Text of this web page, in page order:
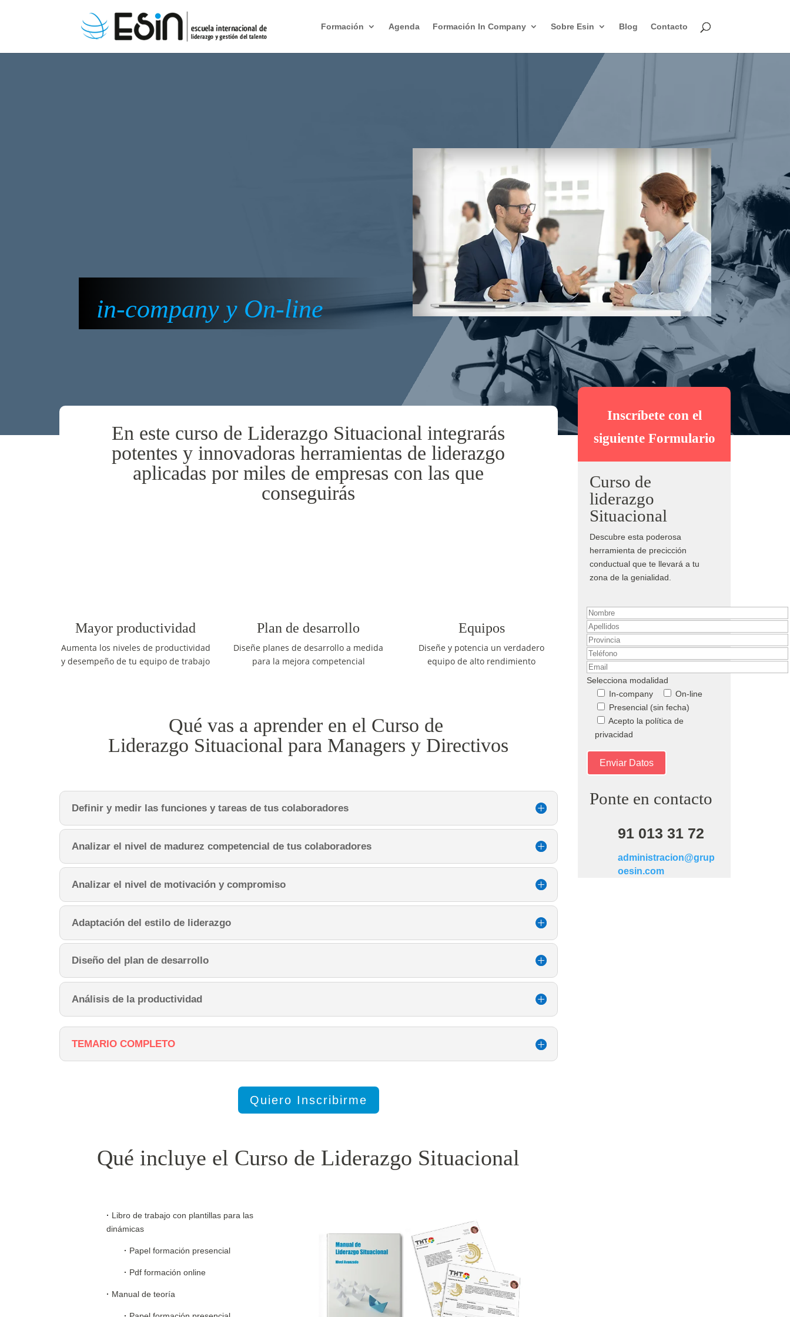
Formación Agenda Formación In Company Sobre Esin Blog Contacto
in-company y On-line
En este curso de Liderazgo Situacional integrarás
potentes y innovadoras herramientas de liderazgo
aplicadas por miles de empresas con las que
conseguirás
Mayor productividad
Aumenta los niveles de productividad
y desempeño de tu equipo de trabajo
Plan de desarrollo
Diseñe planes de desarrollo a medida
para la mejora competencial
Equipos
Diseñe y potencia un verdadero
equipo de alto rendimiento
Qué vas a aprender en el Curso de
Liderazgo Situacional para Managers y Directivos
Definir y medir las funciones y tareas de tus colaboradores
Analizar el nivel de madurez competencial de tus colaboradores
Analizar el nivel de motivación y compromiso
Adaptación del estilo de liderazgo
Diseño del plan de desarrollo
Análisis de la productividad
TEMARIO COMPLETO
Quiero Inscribirme
Qué incluye el Curso de Liderazgo Situacional
· Libro de trabajo con plantillas para las
dinámicas
· Papel formación presencial
· Pdf formación online
· Manual de teoría
Inscríbete con el
siguiente Formulario
Curso de
liderazgo
Situacional
Descubre esta poderosa
herramienta de precicción
conductual que te llevará a tu
zona de la genialidad.
Selecciona modalidad
In-company
On-line
Presencial (sin fecha)
Acepto la política de
privacidad
Ponte en contacto
91 013 31 72
administracion@grup
oesin.com